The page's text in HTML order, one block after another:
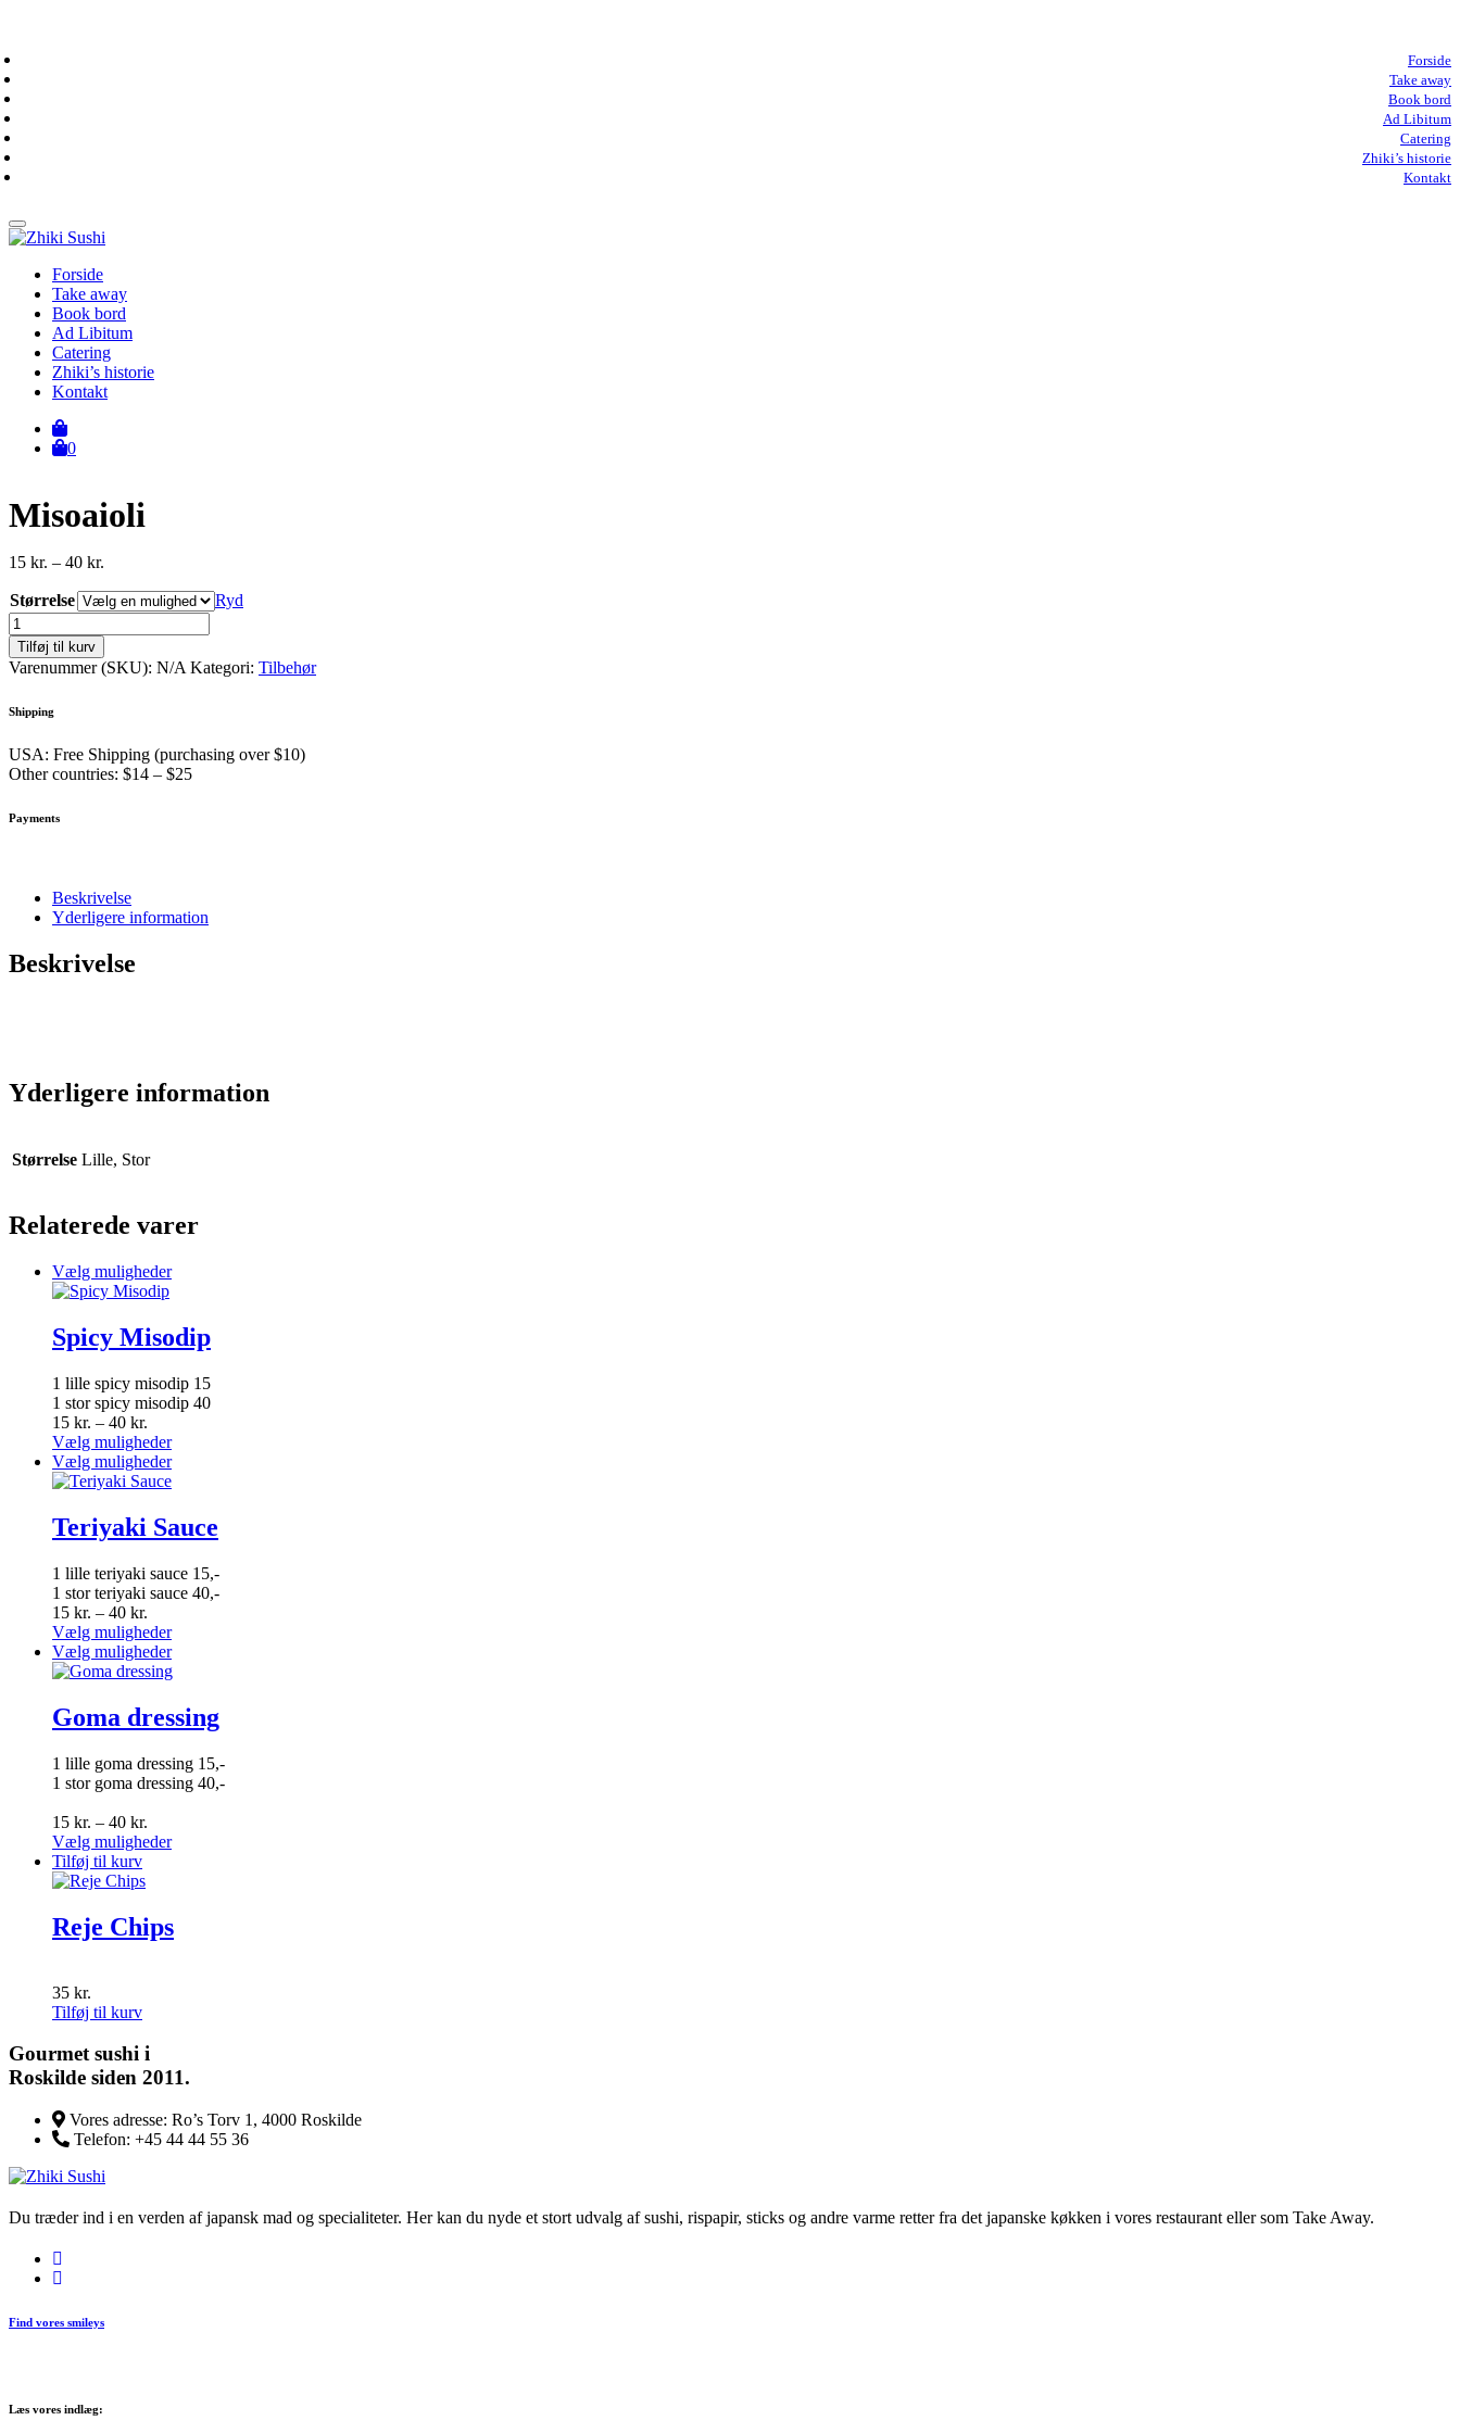
Forside
Take away
Book bord
Ad Libitum
Catering
Zhiki’s historie
Kontakt
Forside
Take away
Book bord
Ad Libitum
Catering
Zhiki’s historie
Kontakt
0
Misoaioli
15 kr. – 40 kr.
til
40 kr.
Størrelse
Ryd
Misoaioli
antal
Tilføj til kurv
Varenummer (SKU): N/A Kategori: Tilbehør
Shipping
USA: Free Shipping (purchasing over $10)
Other countries: $14 – $25
Payments
Beskrivelse
Yderligere information
Beskrivelse
Yderligere information
Størrelse Lille, Stor
Relaterede varer
Vælg mulighederDette
flere
varianter.
kan
vælges
varesiden
Spicy Misodip
1 lille spicy misodip 15
1 stor spicy misodip 40
15 kr. – 40 kr.
15 kr.
til
40 kr.
Vælg mulighederDette
vare
har
Mulighederne
vælges
på
Vælg mulighederDette
vare
varianter.
kan
vælges
varesiden
Teriyaki Sauce
1 lille teriyaki sauce 15,-
1 stor teriyaki sauce 40,-
15 kr. – 40 kr.
15 kr.
til
40 kr.
Vælg mulighederDette
vare
har
varianter.
Mulighederne
vælges
på
Vælg mulighederDette
vare
flere
varianter.
kan
vælges
Goma dressing
1 lille goma dressing 15,-
1 stor goma dressing 40,-
15 kr. – 40 kr.
15 kr.
Vælg mulighederDette
Mulighederne
Tilføj til kurv
Reje Chips
35 kr.
Tilføj til kurv
Gourmetsushi i
Roskilde siden 2011.
Vores adresse: Ro’s Torv 1, 4000 Roskilde
Telefon: +45 44 44 55 36
Du træder ind i en verden af japansk mad og specialiteter. Her kan du nyde et stort udvalg af sushi, rispapir, sticks og andre varme retter fra det japanske køkken i vores restaurant eller som Take Away.
Find vores smileys
Læs vores indlæg: